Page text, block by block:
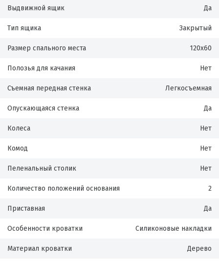
Выдвижной ящик Да
Тип ящика Закрытый
Размер спального места 120х60
Полозья для качания Нет
Съемная передная стенка Легкосъемная
Опускающаяся стенка Да
Колеса Нет
Комод Нет
Пеленальный столик Нет
Количество положений основания 2
Приставная Да
Особенности кроватки Силиконовые накладки
Материал кроватки Дерево